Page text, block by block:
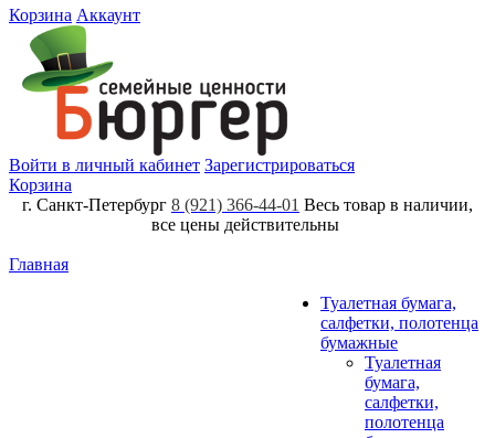
Корзина Аккаунт
Войти в личный кабинет Зарегистрироваться
Корзина
г. Санкт-Петербург 8 (921) 366-44-01 Весь товар в наличии,
все цены действительны
Главная
Туалетная бумага,
салфетки, полотенца
бумажные
Туалетная
бумага,
салфетки,
полотенца